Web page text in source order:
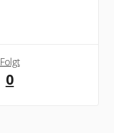
Folgt
0